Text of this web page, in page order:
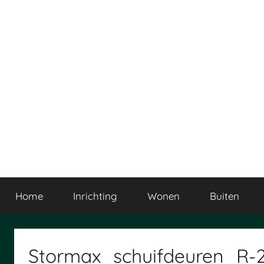
Home Inrichting Wonen Buiten
Stormax_schuifdeuren_R-